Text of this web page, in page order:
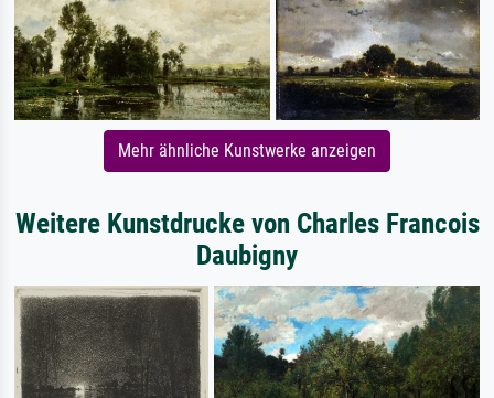
Mehr ähnliche Kunstwerke anzeigen
Weitere Kunstdrucke von Charles Francois
Daubigny